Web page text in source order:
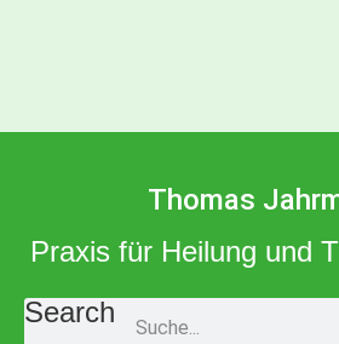
Thomas
Praxis für Heilung und
Search